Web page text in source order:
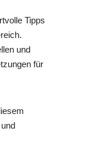
Tipps
und
für